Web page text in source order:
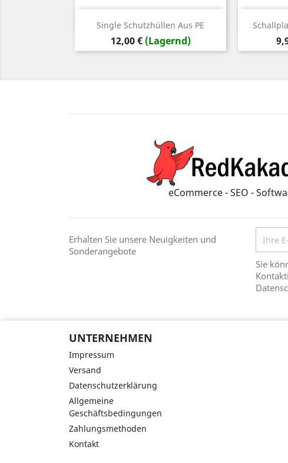
Single Schutzhüllen Aus PE
Preis
12,00 € (Lagernd)
Vorschau
eCommerce - SEO -
Erhalten Sie unsere Neuigkeiten und
Sonderangebote
Sie
UNTERNEHMEN
Impressum
Versand
Datenschutzerklärung
Allgemeine
Geschäftsbedingungen
Zahlungsmethoden
Kontakt